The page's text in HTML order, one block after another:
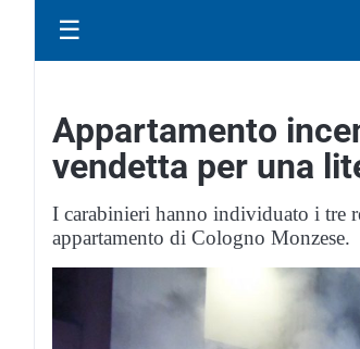
☰
Appartamento
vendetta per una
I carabinieri hanno individuato i tre
appartamento di Cologno Monzese.